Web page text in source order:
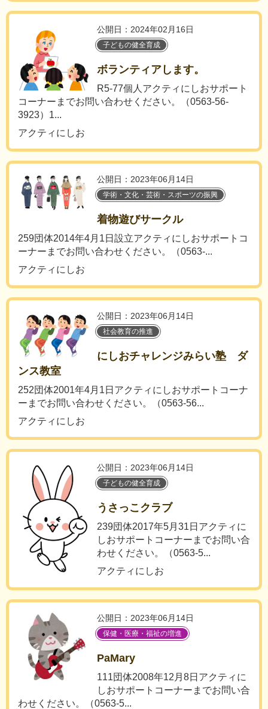
公開日：2024年02月16日
子どもの健全育成
ボランティアします。
R5-77個人アクティにしおサポート
コーナーまでお問い合わせください。（0563-56-
3923）1...
アクティにしお
公開日：2023年06月14日
学術・文化・芸術・スポーツの振興
着物遊びサークル
259団体2014年4月1日設立アクティにしおサポートコ
ーナーまでお問い合わせください。（0563-...
アクティにしお
公開日：2023年06月14日
社会教育の推進
にしおチャレンジみらい塾 ダ
ンス教室
252団体2001年4月1日アクティにしおサポートコーナ
ーまでお問い合わせください。（0563-56...
アクティにしお
公開日：2023年06月14日
子どもの健全育成
うさっこクラブ
239団体2017年5月31日アクティに
しおサポートコーナーまでお問い合
わせください。（0563-5...
アクティにしお
公開日：2023年06月14日
保健・医療・福祉の増進
PaMary
111団体2008年12月8日アクティに
しおサポートコーナーまでお問い合
わせください。（0563-5...